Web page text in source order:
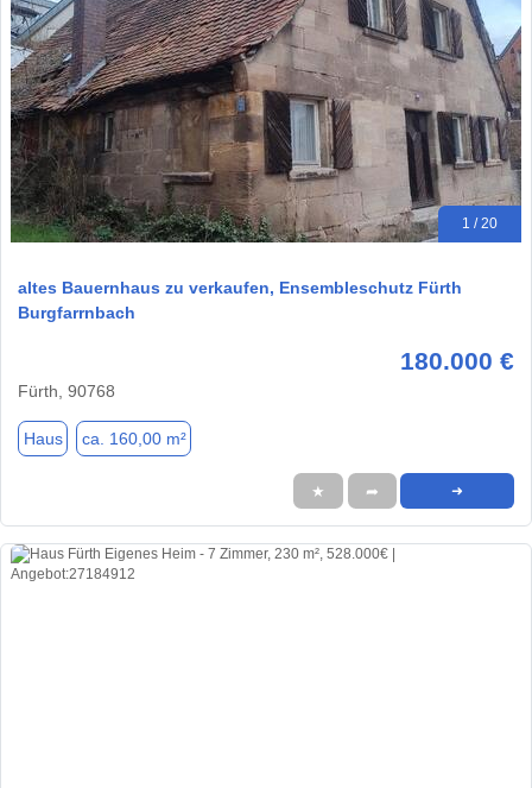
1 / 20
altes Bauernhaus zu verkaufen, Ensembleschutz Fürth
Burgfarrnbach
180.000 €
Fürth, 90768
Haus ca. 160,00 m²
★ ➦ ➜